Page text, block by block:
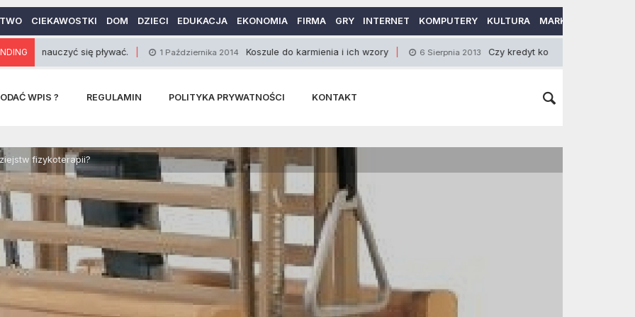
CIEKAWOSTKI DOM DZIECI EDUKACJA EKONOMIA FIRMA GRY INTERNET KOMPUTERY KULTURA MARKETING
się pływać. 1 Października 2014 Koszule do karmienia i ich wzory 6 Sierpnia 2013 Czy kredyt konsolidacyjny bez hipoteki jest
WPIS ? REGULAMIN POLITYKA PRYWATNOŚCI KONTAKT
fizykoterapii?